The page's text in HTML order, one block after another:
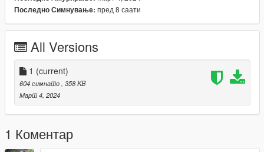
https://discord.gg/eGnbVteBsu
Последно Симнување: пред 8 саати
All Versions
1 (current)
604 симнато , 358 KB
Март 4, 2024
1 Коментар